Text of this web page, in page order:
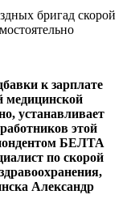
к зарплате
медицинской
устанавливает
этой
БЕЛТА
по скорой
Александр